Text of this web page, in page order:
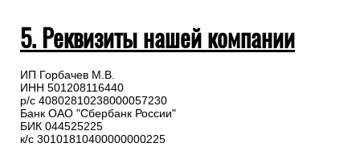
5. Реквизиты нашей компании
ИП Горбачев М.В.
ИНН 501208116440
р/с 40802810238000057230
Банк ОАО "Сбербанк России"
БИК 044525225
к/с 30101810400000000225